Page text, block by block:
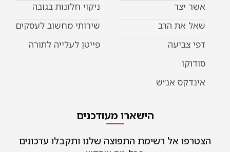
אשר יצר
שאל את הרב
דפי צביעה
סודוקו
אינדקס אנ״ש
ניקוי חלונות בגובה
שירותי מחשוב לעסקים
פייטן לעלייה לתורה
הישארו מעודכנים
הצטרפו אל רשימת התפוצה שלנו ותקבלו עדכונים